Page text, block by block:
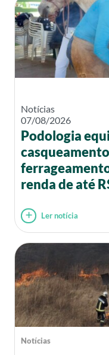
Notícias
07/08/2026
Podologia
renda de até
Ler notícia
Notícias